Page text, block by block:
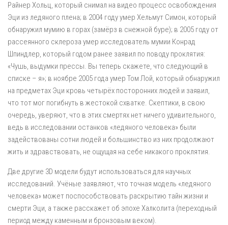
Райнер Хольц, который снимал на видео процесс освобождения
Эци из ледяного плена; в 2004 году умер Хельмут Симон, который
обнаружил мумию в горах (замёрз в снежной буре); в 2005 году от
рассеянного склероза умер исследователь мумии Конрад
Шпиндлер, который годом ранее заявил по поводу проклятия:
«Чушь, выдумки прессы. Вы теперь скажете, что следующий в
списке – я»; в ноябре 2005 года умер Том Лой, который обнаружил
на предметах Эци кровь четырёх посторонних людей и заявил,
что тот мог погибнуть в жестокой схватке. Скептики, в свою
очередь, уверяют, что в этих смертях нет ничего удивительного,
ведь в исследовании останков «ледяного человека» были
задействованы сотни людей и большинство из них продолжают
жить и здравствовать, не ощущая на себе никакого проклятия.
Две другие 3D модели будут использоваться для научных
исследований. Учёные заявляют, что точная модель «ледяного
человека» может поспособствовать раскрытию тайн жизни и
смерти Эци, а также расскажет об эпохе Халколита (переходный
период между каменным и бронзовым веком).